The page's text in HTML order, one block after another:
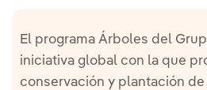
El programa Árboles del
iniciativa global con la que
conservación y plantación